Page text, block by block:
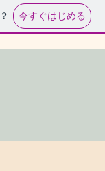
今すぐはじめる